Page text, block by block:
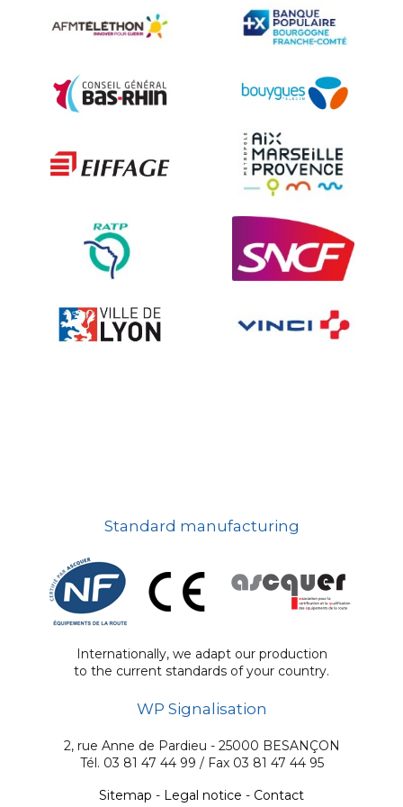
Accessories for road signs
Security and Urban furniture<
The deterrent techniques
Ville fleurie, village fleuri
On-board road signs
Standard manufacturing
Internationally, we adapt our production
to the current standards of your country.
WP Signalisation
2, rue Anne de Pardieu - 25000 BESANÇON
Tél. 03 81 47 44 99 / Fax 03 81 47 44 95
Sitemap - Legal notice - Contact